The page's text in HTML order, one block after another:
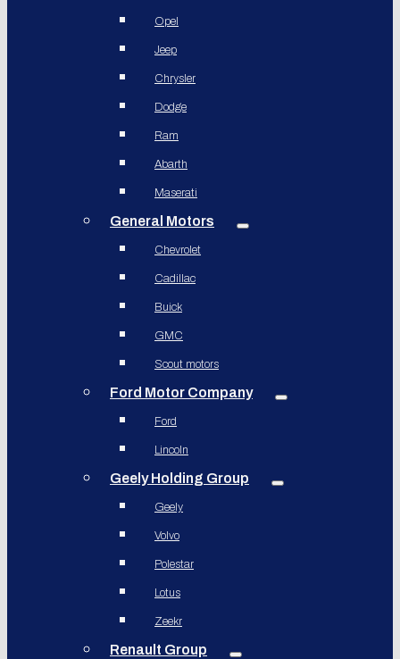
Opel
Jeep
Chrysler
Dodge
Ram
Abarth
Maserati
General Motors
Chevrolet
Cadillac
Buick
GMC
Scout motors
Ford Motor Company
Ford
Lincoln
Geely Holding Group
Geely
Volvo
Polestar
Lotus
Zeekr
Renault Group